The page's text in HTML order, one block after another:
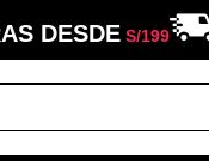
DESDES/199